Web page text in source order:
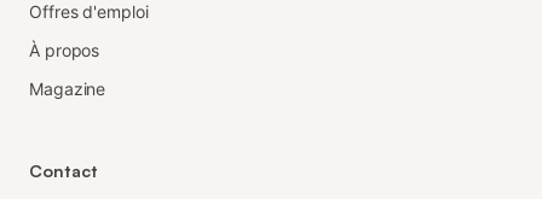
Offres d'emploi
À propos
Magazine
Contact